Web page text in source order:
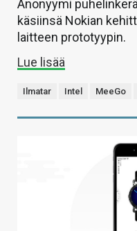
Anonyymi
käsiinsä Nokian
laitteen prototyypin.
Lue lisää
Ilmatar Intel MeeGo